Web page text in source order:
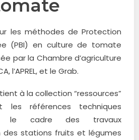
les méthodes de Protection
(PBI) en culture de tomate
par la Chambre d’agriculture
l’APREL, et le Grab.
à la collection “ressources”
les références techniques
le cadre des travaux
des stations fruits et légumes